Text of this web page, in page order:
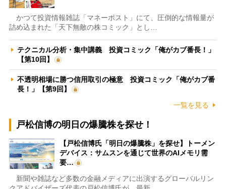
かつて投資情報雑誌「マネーポスト」にて、圧倒的な情報量が
詰め込まれた「天下無敵の株コミック」とし…
テクニカル分析・集中講義 投資コミック「俺がカブ番長！」
【第10回】
不透明相場に勝つ信用取引の極意 投資コミック「俺がカブ番
長！」【第9回】
一覧を見る
戸松信博の明日の爆騰株を探せ！
【戸松信博氏「明日の爆騰株」を探せ】トーメン
デバイス：サムスンを通じて世界のAIメモリ需
要…
新聞や雑誌など多数の金融メディアに出演するグローバルリン